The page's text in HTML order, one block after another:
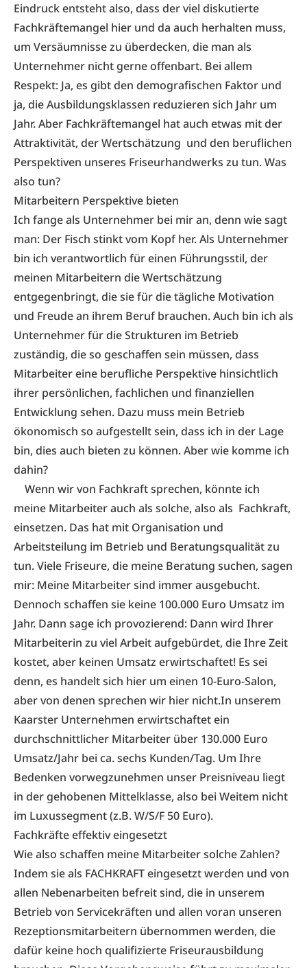
Eindruck entsteht also, dass der viel diskutierte
Fachkräftemangel hier und da auch herhalten muss,
um Versäumnisse zu überdecken, die man als
Unternehmer nicht gerne offenbart. Bei allem
Respekt: Ja, es gibt den demografischen Faktor und
ja, die Ausbildungsklassen reduzieren sich Jahr um
Jahr. Aber Fachkräftemangel hat auch etwas mit der
Attraktivität, der Wertschätzung und den beruflichen
Perspektiven unseres Friseurhandwerks zu tun. Was
also tun?
Mitarbeitern Perspektive bieten
Ich fange als Unternehmer bei mir an, denn wie sagt
man: Der Fisch stinkt vom Kopf her. Als Unternehmer
bin ich verantwortlich für einen Führungsstil, der
meinen Mitarbeitern die Wertschätzung
entgegenbringt, die sie für die tägliche Motivation
und Freude an ihrem Beruf brauchen. Auch bin ich als
Unternehmer für die Strukturen im Betrieb
zuständig, die so geschaffen sein müssen, dass
Mitarbeiter eine berufliche Perspektive hinsichtlich
ihrer persönlichen, fachlichen und finanziellen
Entwicklung sehen. Dazu muss mein Betrieb
ökonomisch so aufgestellt sein, dass ich in der Lage
bin, dies auch bieten zu können. Aber wie komme ich
dahin?
Wenn wir von Fachkraft sprechen, könnte ich
meine Mitarbeiter auch als solche, also als Fachkraft,
einsetzen. Das hat mit Organisation und
Arbeitsteilung im Betrieb und Beratungsqualität zu
tun. Viele Friseure, die meine Beratung suchen, sagen
mir: Meine Mitarbeiter sind immer ausgebucht.
Dennoch schaffen sie keine 100.000 Euro Umsatz im
Jahr. Dann sage ich provozierend: Dann wird Ihrer
Mitarbeiterin zu viel Arbeit aufgebürdet, die Ihre Zeit
kostet, aber keinen Umsatz erwirtschaftet! Es sei
denn, es handelt sich hier um einen 10-Euro-Salon,
aber von denen sprechen wir hier nicht.In unserem
Kaarster Unternehmen erwirtschaftet ein
durchschnittlicher Mitarbeiter über 130.000 Euro
Umsatz/Jahr bei ca. sechs Kunden/Tag. Um Ihre
Bedenken vorwegzunehmen unser Preisniveau liegt
in der gehobenen Mittelklasse, also bei Weitem nicht
im Luxussegment (z.B. W/S/F 50 Euro).
Fachkräfte effektiv eingesetzt
Wie also schaffen meine Mitarbeiter solche Zahlen?
Indem sie als FACHKRAFT eingesetzt werden und von
allen Nebenarbeiten befreit sind, die in unserem
Betrieb von Servicekräften und allen voran unseren
Rezeptionsmitarbeitern übernommen werden, die
dafür keine hoch qualifizierte Friseurausbildung